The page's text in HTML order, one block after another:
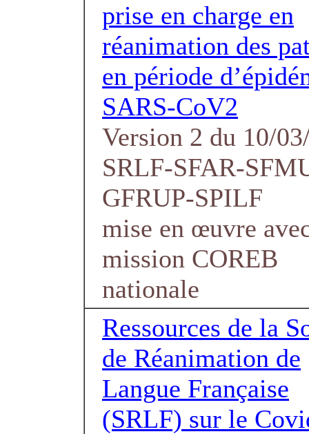
prise en charge en
réanimation des
en période
SARS-CoV2
Version 2 du 10/
SRLF-SFAR-
GFRUP-SPILF
mise en œuvre
mission COREB
nationale
Ressources de la
de Réanimation de
Langue Française
(SRLF) sur le